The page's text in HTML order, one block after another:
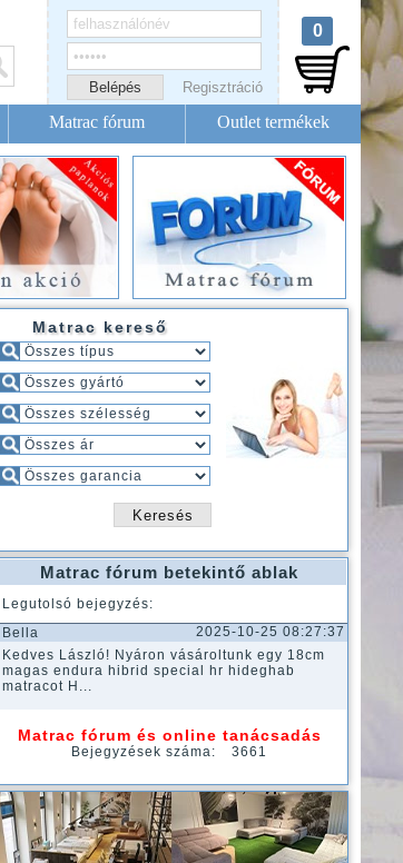
Regisztráció
0
Matrac fórum Outlet termékek
Matrac kereső
Matrac fórum betekintő ablak
Legutolsó bejegyzés:
Bella
2025-10-25 08:27:37
Kedves László! Nyáron vásároltunk egy 18cm
magas endura hibrid special hr hideghab
matracot H...
Matrac fórum és online tanácsadás
Bejegyzések száma: 3661